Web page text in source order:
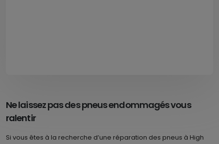
Ne laissez pas des pneus endommagés vous
ralentir
Si vous êtes à la recherche d’une réparation des pneus à High